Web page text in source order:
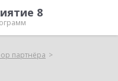
8
партнёра